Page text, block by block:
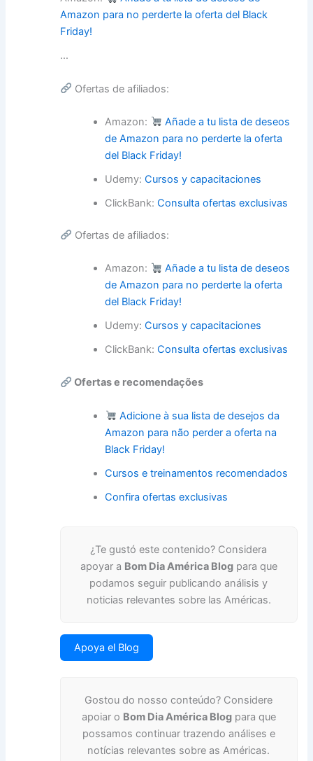
Amazon para no perderte la oferta del Black
Friday!
…
Ofertas de afiliados:
Amazon:
Añade a tu lista de deseos
de Amazon para no perderte la oferta
del Black Friday!
Udemy: Cursos y capacitaciones
ClickBank: Consulta ofertas exclusivas
Ofertas de afiliados:
Amazon:
Añade a tu lista de deseos
de Amazon para no perderte la oferta
del Black Friday!
Udemy: Cursos y capacitaciones
ClickBank: Consulta ofertas exclusivas
Ofertas e recomendações
Adicione à sua lista de desejos da
Amazon para não perder a oferta na
Black Friday!
Cursos e treinamentos recomendados
Confira ofertas exclusivas
¿Te gustó este contenido? Considera
apoyar a Bom Dia América Blogpara que
podamos seguir publicando análisis y
noticias relevantes sobre las Américas.
Apoya el Blog
Gostou do nosso conteúdo? Considere
apoiar o Bom Dia América Blogpara que
possamos continuar trazendo análises e
notícias relevantes sobre as Américas.